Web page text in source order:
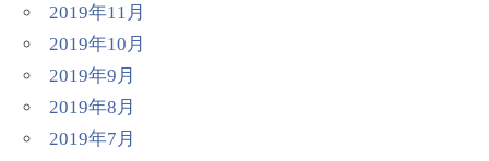
2019年11月
2019年10月
2019年9月
2019年8月
2019年7月